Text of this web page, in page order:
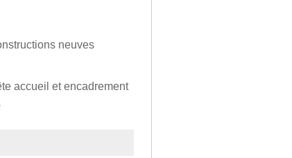
neuves
accueil et encadrement